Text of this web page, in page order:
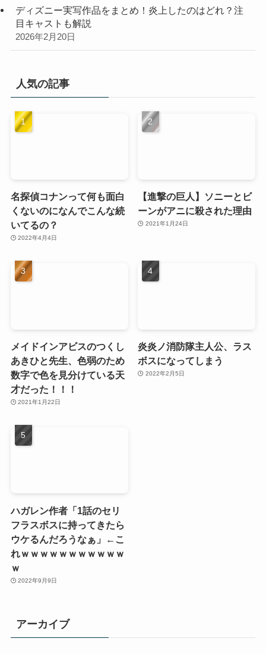
ディズニー実写作品をまとめ！炎上したのはどれ？注
目キャストも解説
2026年2月20日
人気の記事
名探偵コナンって何も面白
くないのになんでこんな続
いてるの？
2022年4月4日
【進撃の巨人】ソニーとビ
ーンがアニに殺された理由
2021年1月24日
メイドインアビスのつくし
あきひと先生、色弱のため
数字で色を見分けている天
才だった！！！
2021年1月22日
炎炎ノ消防隊主人公、ラス
ボスになってしまう
2022年2月5日
ハガレン作者「1話のセリ
フラスボスに持ってきたら
ウケるんだろうなぁ」←こ
れｗｗｗｗｗｗｗｗｗｗｗ
ｗ
2022年9月9日
アーカイブ